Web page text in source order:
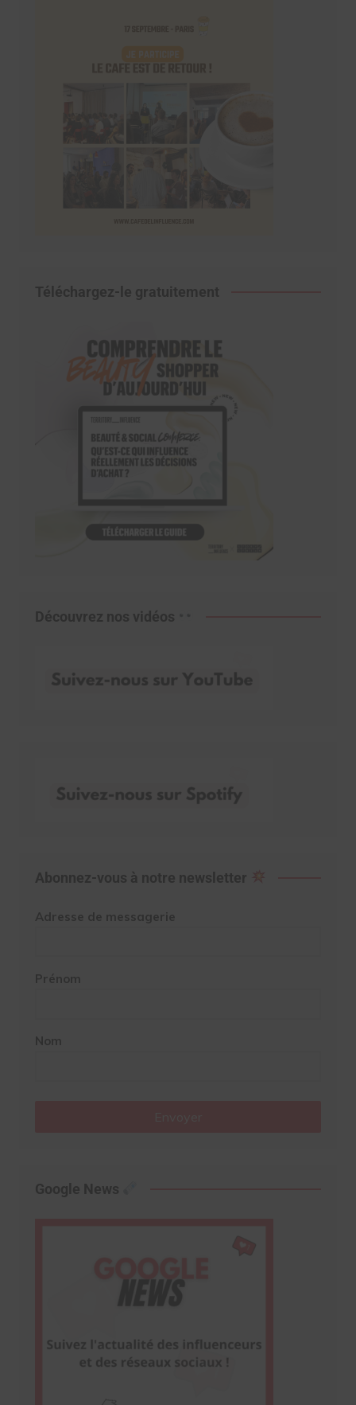
Téléchargez-le gratuitement
Découvrez nos vidéos
Abonnez-vous à notre newsletter
Adresse de messagerie
Prénom
Nom
Google News